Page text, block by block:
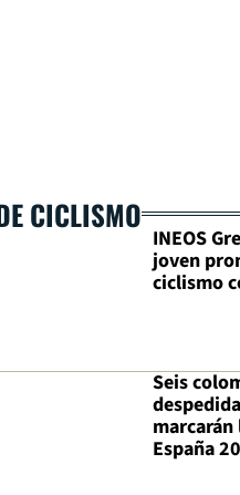
CICLISMO
INEOS
joven
ciclismo
Seis
marcarán
España